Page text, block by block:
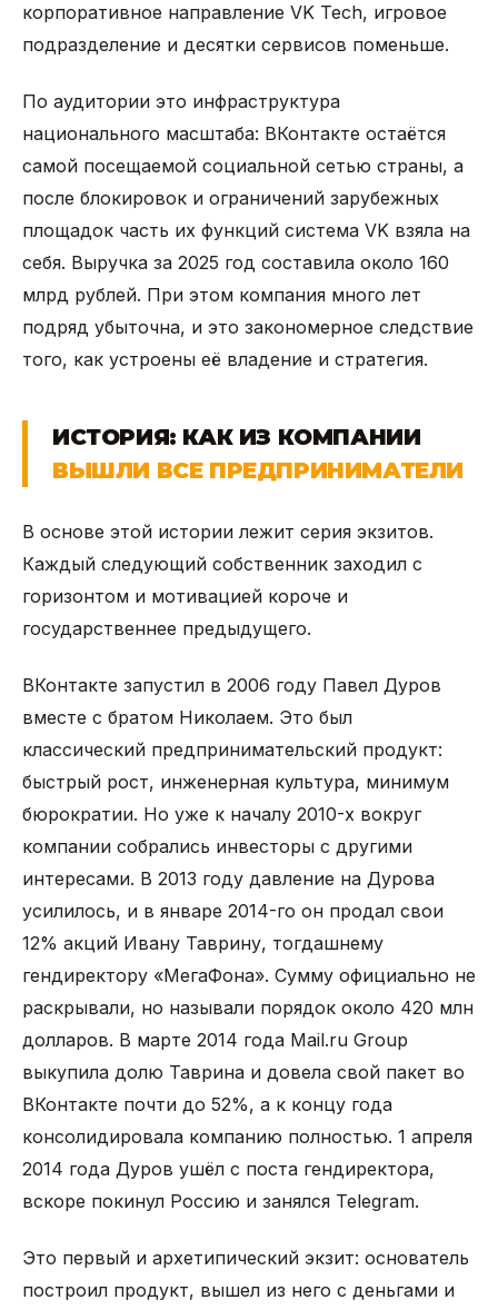
корпоративное направление VK Tech, игровое
подразделение и десятки сервисов поменьше.
По аудитории это инфраструктура
национального масштаба: ВКонтакте остаётся
самой посещаемой социальной сетью страны, а
после блокировок и ограничений зарубежных
площадок часть их функций система VK взяла на
себя. Выручка за 2025 год составила около 160
млрд рублей. При этом компания много лет
подряд убыточна, и это закономерное следствие
того, как устроены её владение и стратегия.
ИСТОРИЯ: КАК ИЗ КОМПАНИИ
ВЫШЛИ ВСЕ ПРЕДПРИНИМАТЕЛИ
В основе этой истории лежит серия экзитов.
Каждый следующий собственник заходил с
горизонтом и мотивацией короче и
государственнее предыдущего.
ВКонтакте запустил в 2006 году Павел Дуров
вместе с братом Николаем. Это был
классический предпринимательский продукт:
быстрый рост, инженерная культура, минимум
бюрократии. Но уже к началу 2010-х вокруг
компании собрались инвесторы с другими
интересами. В 2013 году давление на Дурова
усилилось, и в январе 2014-го он продал свои
12% акций Ивану Таврину, тогдашнему
гендиректору «МегаФона». Сумму официально не
раскрывали, но называли порядок около 420 млн
долларов. В марте 2014 года Mail.ru Group
выкупила долю Таврина и довела свой пакет во
ВКонтакте почти до 52%, а к концу года
консолидировала компанию полностью. 1 апреля
2014 года Дуров ушёл с поста гендиректора,
вскоре покинул Россию и занялся Telegram.
Это первый и архетипический экзит: основатель
построил продукт, вышел из него с деньгами и